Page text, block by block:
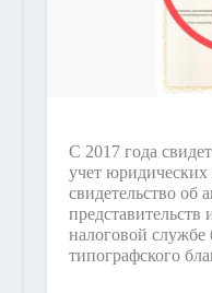
С 2017 года
учет
свидетельство об
налоговой службе
типографского